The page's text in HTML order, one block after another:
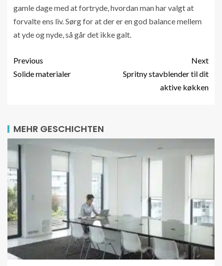
gamle dage med at fortryde, hvordan man har valgt at
forvalte ens liv. Sørg for at der er en god balance mellem
at yde og nyde, så går det ikke galt.
Previous
Solide materialer
Next
Spritny stavblender til dit
aktive køkken
MEHR GESCHICHTEN